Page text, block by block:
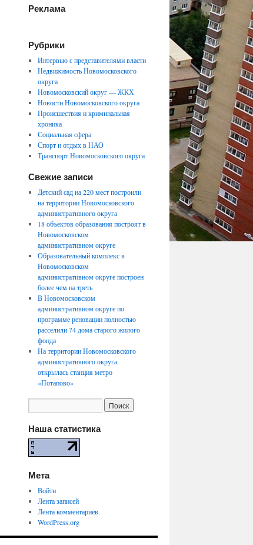
Реклама
Рубрики
Интервью с представителями власти
Недвижимость Новомосковского
округа
Новомосковский округ — ЖКХ
Новости Новомосковского округа
Происшествия и криминальная
хроника
Социальная сфера
Спорт и отдых в НАО
Транспорт Новомосковского округа
Свежие записи
Детский сад на 220 мест построили
на территории Новомосковского
административного округа
18 объектов образования построят в
Новомосковском
административном округе
Образовательный комплекс в
Новомосковском
административном округе построен
более чем на треть
В Новомосковском
административном округе по
программе реновации полностью
расселили 74 дома старого жилого
фонда
На территории Новомосковского
административного округа
открылась станция метро
«Потапово»
Наша статистика
Мета
Войти
Лента записей
Лента комментариев
WordPress.org